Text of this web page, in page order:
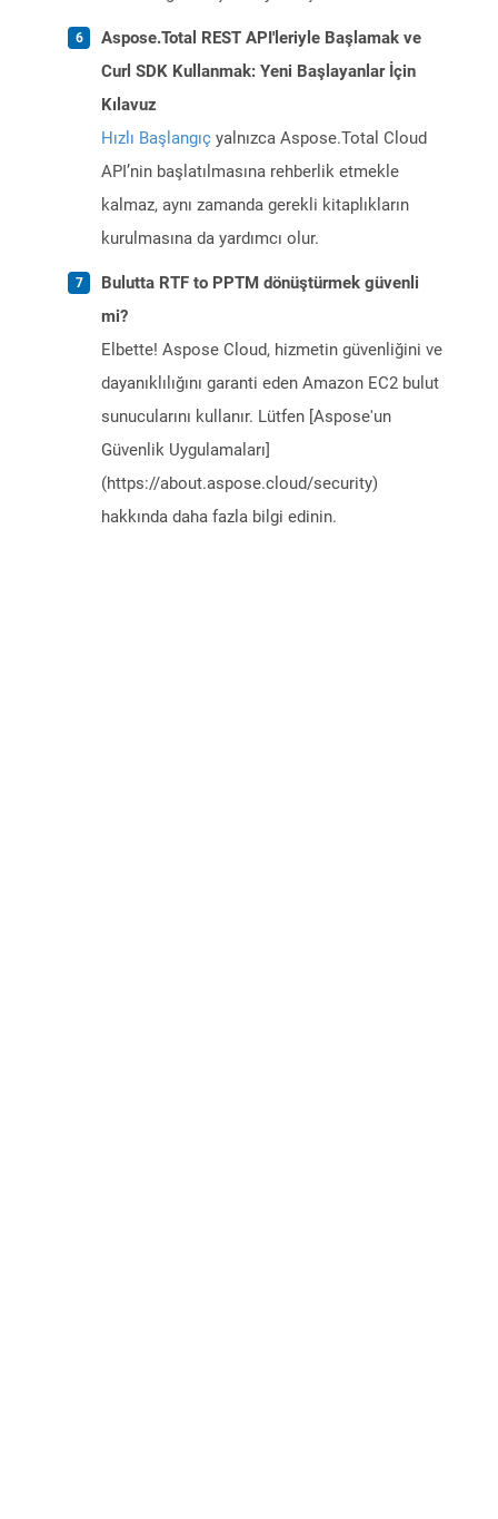
Aspose.Total REST API'leriyle Başlamak ve
Curl SDK Kullanmak: Yeni Başlayanlar İçin
Kılavuz
Hızlı Başlangıç yalnızca Aspose.Total Cloud
API’nin başlatılmasına rehberlik etmekle
kalmaz, aynı zamanda gerekli kitaplıkların
kurulmasına da yardımcı olur.
Bulutta RTF to PPTM dönüştürmek güvenli
mi?
Elbette! Aspose Cloud, hizmetin güvenliğini ve
dayanıklılığını garanti eden Amazon EC2 bulut
sunucularını kullanır. Lütfen [Aspose'un
Güvenlik Uygulamaları]
(https://about.aspose.cloud/security)
hakkında daha fazla bilgi edinin.